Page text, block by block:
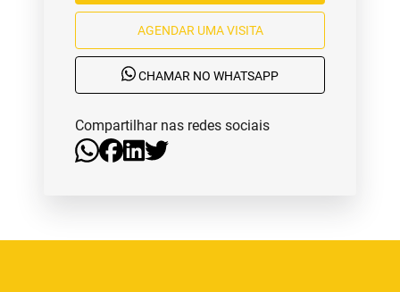
AGENDAR UMA VISITA
CHAMAR NO WHATSAPP
Compartilhar nas redes sociais